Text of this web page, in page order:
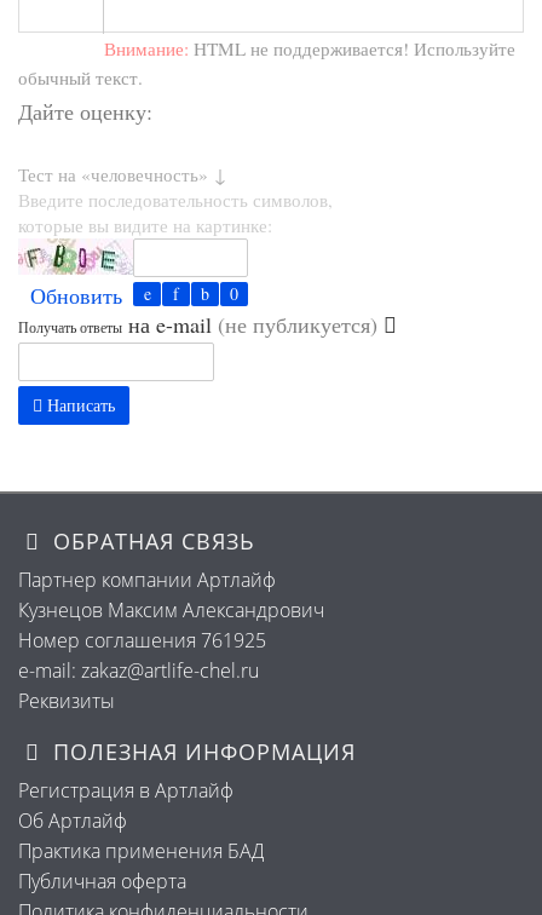
Внимание: HTML не поддерживается! Используйте
обычный текст.
Дайте оценку:
Тест на «человечность» ↓
Введите последовательность символов,
которые вы видите на картинке:
Обновить
Получать ответы на e-mail (не публикуется)
Написать
ОБРАТНАЯ СВЯЗЬ
Партнер компании Артлайф
Кузнецов Максим Александрович
Номер соглашения 761925
e-mail: zakaz@artlife-chel.ru
Реквизиты
ПОЛЕЗНАЯ ИНФОРМАЦИЯ
Регистрация в Артлайф
Об Артлайф
Практика применения БАД
Публичная оферта